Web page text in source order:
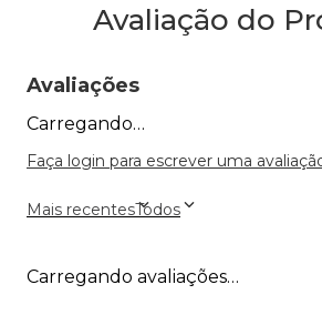
Avaliação do
Avaliações
Carregando…
Faça login para escrever uma
Mais recentesTodos
Carregando avaliações…